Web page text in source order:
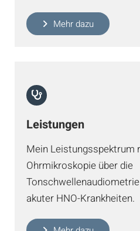
Mehr dazu
Leistungen
Mein Leistungsspektrum
Ohrmikroskopie über die
akuter HNO-Krankheiten.